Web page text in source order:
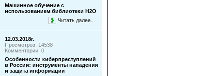
Машинное обучение с
использованием библиотеки Н2О
Читать далее...
12.03.2018г.
Просмотров: 14538
Комментарии: 0
Особенности киберпреступлений
в России: инструменты нападения
и защита информации